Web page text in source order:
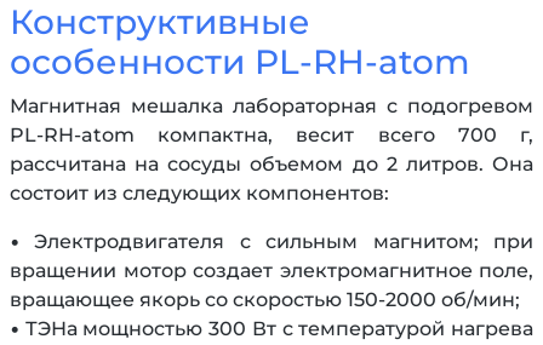
Конструктивные
особенности PL-RH-atom
Магнитная мешалка лабораторная с подогревом
PL-RH-atom компактна, весит всего 700 г,
рассчитана на сосуды объемом до 2 литров. Она
состоит из следующих компонентов:
• Электродвигателя с сильным магнитом; при
вращении мотор создает электромагнитное поле,
вращающее якорь со скоростью 150-2000 об/мин;
• ТЭНа мощностью 300 Вт с температурой нагрева